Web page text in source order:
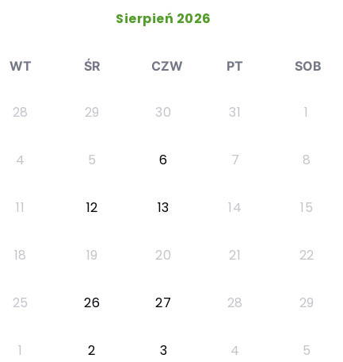
Sierpień 2026
WT ŚR CZW PT SOB
28 29 30 31 1
4 5 6 7 8
11 12 13 14 15
18 19 20 21 22
25 26 27 28 29
1 2 3 4 5